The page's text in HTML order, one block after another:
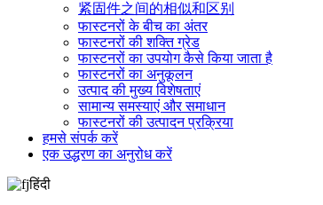
紧固件之间的相似和区别
फास्टनरों के बीच का अंतर
फास्टनरों की शक्ति ग्रेड
फास्टनरों का उपयोग कैसे किया जाता है
फास्टनरों का अनुकूलन
उत्पाद की मुख्य विशेषताएं
सामान्य समस्याएं और समाधान
फास्टनरों की उत्पादन प्रक्रिया
हमसे संपर्क करें
एक उद्धरण का अनुरोध करें
हिंदी